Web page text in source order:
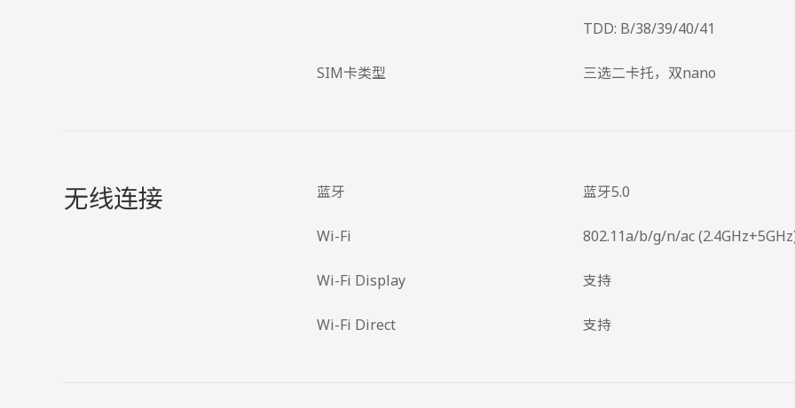
SIM卡类型
TDD: B/38/39/40/41
三选二卡托，双nano
无线连接 蓝牙
Wi-Fi
Wi-Fi Display
Wi-Fi Direct
蓝牙5.0
802.11a/b/g/n/ac
支持
支持